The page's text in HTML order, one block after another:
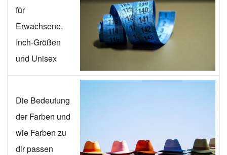
für
Erwachsene,
Inch-Größen
und Unisex
Die Bedeutung
der Farben und
wie Farben zu
dir passen